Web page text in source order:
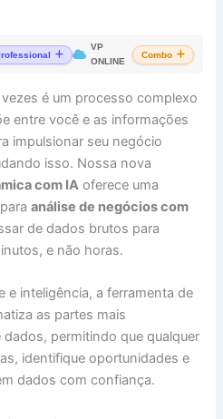
VP
ONLINE
Combo
é um processo complexo
entre você e as informações
impulsionar seu negócio
isso. Nossa nova
com IA oferece uma
paraanálise de negócios com
de dados brutos para
e não horas.
e inteligência, a ferramenta de
as partes mais
permitindo que qualquer
identifique oportunidades e
dados com confiança.